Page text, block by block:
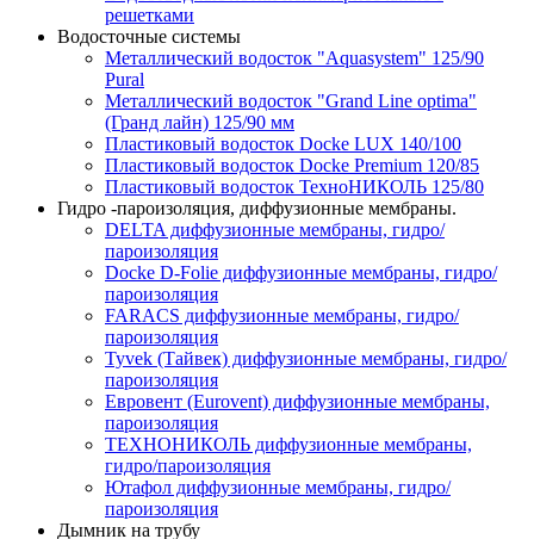
решетками
Водосточные системы
Металлический водосток "Aquasystem" 125/90
Pural
Металлический водосток "Grand Line optima"
(Гранд лайн) 125/90 мм
Пластиковый водосток Docke LUX 140/100
Пластиковый водосток Docke Premium 120/85
Пластиковый водосток ТехноНИКОЛЬ 125/80
Гидро -пароизоляция, диффузионные мембраны.
DELTA диффузионные мембраны, гидро/
пароизоляция
Docke D-Folie диффузионные мембраны, гидро/
пароизоляция
FARACS диффузионные мембраны, гидро/
пароизоляция
Tyvek (Тайвек) диффузионные мембраны, гидро/
пароизоляция
Евровент (Eurovent) диффузионные мембраны,
пароизоляция
ТЕХНОНИКОЛЬ диффузионные мембраны,
гидро/пароизоляция
Ютафол диффузионные мембраны, гидро/
пароизоляция
Дымник на трубу